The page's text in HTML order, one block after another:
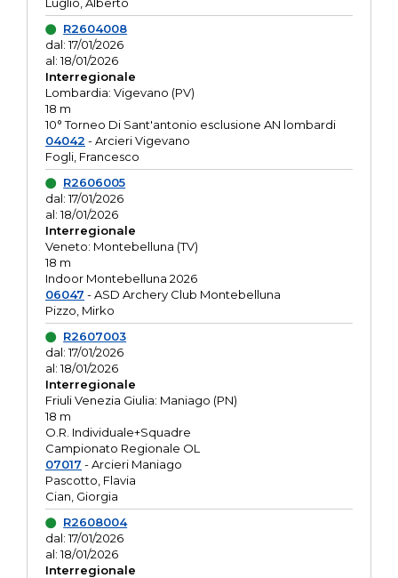
R2604008
dal: 17/01/2026
al: 18/01/2026
Interregionale
Lombardia: Vigevano (PV)
18 m
10° Torneo Di Sant'antonio esclusione AN lombardi
04042 - Arcieri Vigevano
Fogli, Francesco
R2606005
dal: 17/01/2026
al: 18/01/2026
Interregionale
Veneto: Montebelluna (TV)
18 m
Indoor Montebelluna 2026
06047 - ASD Archery Club Montebelluna
Pizzo, Mirko
R2607003
dal: 17/01/2026
al: 18/01/2026
Interregionale
Friuli Venezia Giulia: Maniago (PN)
18 m
O.R. Individuale+Squadre
Campionato Regionale OL
07017 - Arcieri Maniago
Pascotto, Flavia
Cian, Giorgia
R2608004
dal: 17/01/2026
al: 18/01/2026
Interregionale